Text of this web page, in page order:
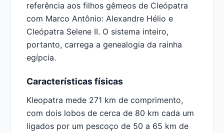
referência aos filhos gêmeos de Cleópatra
com Marco Antônio: Alexandre Hélio e
Cleópatra Selene II. O sistema inteiro,
portanto, carrega a genealogia da rainha
egípcia.
Características físicas
Kleopatra mede 271 km de comprimento,
com dois lobos de cerca de 80 km cada um
ligados por um pescoço de 50 a 65 km de